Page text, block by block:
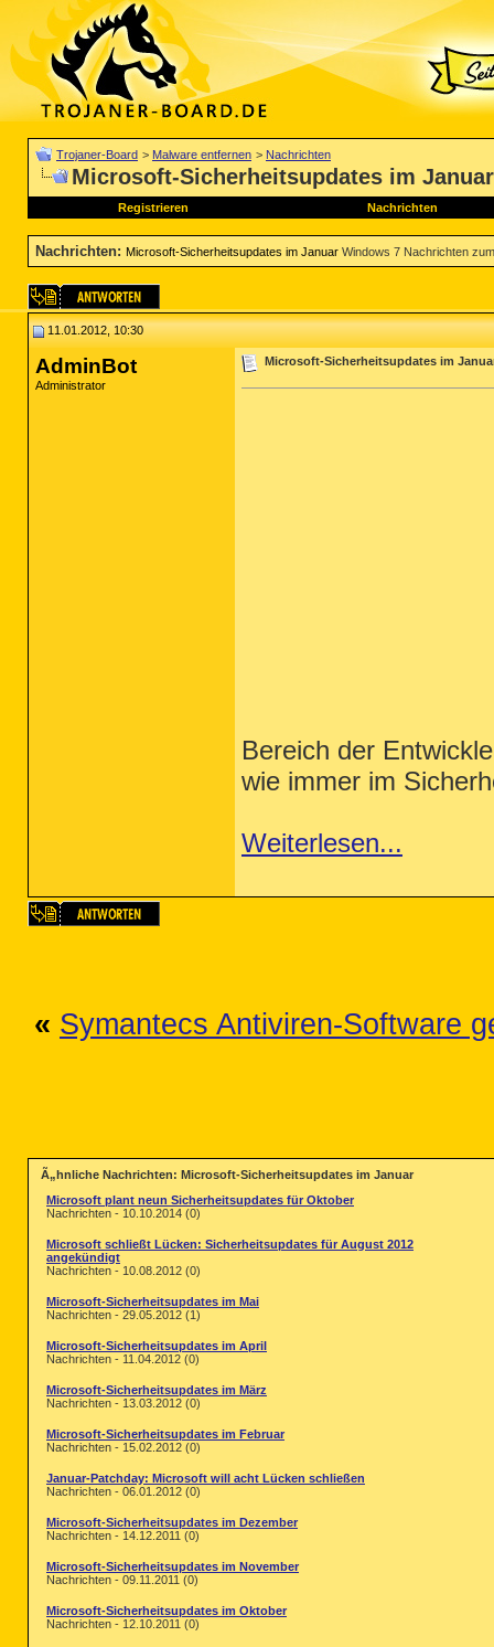
Trojaner-Board > Malware entfernen > Nachrichten
Microsoft-Sicherheitsupdates im Januar
Registrieren Nachrichten
Nachrichten: Microsoft-Sicherheitsupdates im Januar Windows 7 Nachrichten
11.01.2012, 10:30
AdminBot
Administrator
Microsoft-Sicherheitsupdates im
Bereich der
wie immer im
Weiterlesen...
« Symantecs Antiviren-Software
Ã„hnliche Nachrichten: Microsoft-Sicherheitsupdates im Januar
Microsoft plant neun Sicherheitsupdates für Oktober
Nachrichten - 10.10.2014 (0)
Microsoft schließt Lücken: Sicherheitsupdates für August 2012
angekündigt
Nachrichten - 10.08.2012 (0)
Microsoft-Sicherheitsupdates im Mai
Nachrichten - 29.05.2012 (1)
Microsoft-Sicherheitsupdates im April
Nachrichten - 11.04.2012 (0)
Microsoft-Sicherheitsupdates im März
Nachrichten - 13.03.2012 (0)
Microsoft-Sicherheitsupdates im Februar
Nachrichten - 15.02.2012 (0)
Januar-Patchday: Microsoft will acht Lücken schließen
Nachrichten - 06.01.2012 (0)
Microsoft-Sicherheitsupdates im Dezember
Nachrichten - 14.12.2011 (0)
Microsoft-Sicherheitsupdates im November
Nachrichten - 09.11.2011 (0)
Microsoft-Sicherheitsupdates im Oktober
Nachrichten - 12.10.2011 (0)